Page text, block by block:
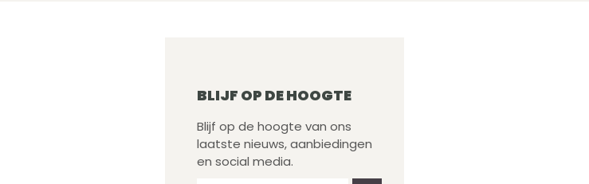
BLIJF OP DE HOOGTE
Blijf op de hoogte van ons
laatste nieuws, aanbiedingen
en social media.